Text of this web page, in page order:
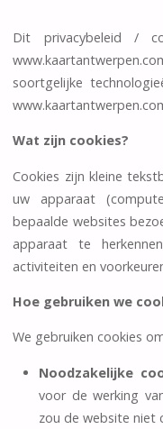
Dit privacybeleid /
soortgelijke
Wat zijn cookies?
Cookies zijn kleine
uw apparaat
bepaalde websites
apparaat te
activiteiten en
Hoe gebruiken we
We gebruiken cookies
Noodzakelijke
voor de werking
zou de website niet